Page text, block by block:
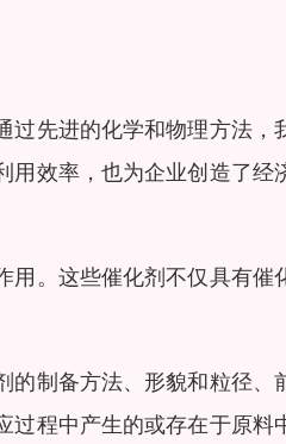
过先进的化学和物理方法，
用效率，也为企业创造了经
用。这些催化剂不仅具有催
的制备方法、形貌和粒径、
过程中产生的或存在于原料